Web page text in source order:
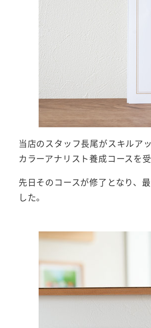
当店のスタッフ長尾がスキルア
カラーアナリスト養成コースを
先日そのコースが修了となり、
した。